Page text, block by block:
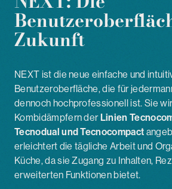
Zukunft
NEXT ist die neue einfache und
Benutzeroberfläche, die für
dennoch hochprofessionell ist. Sie
Kombidämpfern derLinien
Tecnodual und Tecnocompact
erleichtert die tägliche Arbeit und
Küche, da sie Zugang zu Inhalten,
erweiterten Funktionen bietet.